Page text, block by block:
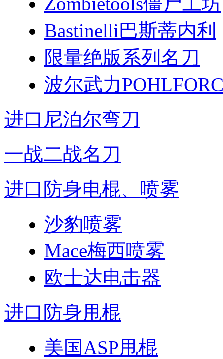
Bastinelli巴斯蒂内利
限量绝版系列名刀
波尔武力
进口尼泊尔弯刀
一战二战名刀
进口防身电棍、喷雾
沙豹喷雾
Mace梅西喷雾
欧士达电击器
进口防身甩棍
美国ASP甩棍